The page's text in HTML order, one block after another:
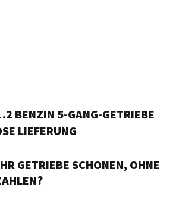
BENZIN 5-GANG-GETRIEBE
LIEFERUNG
GETRIEBE SCHONEN, OHNE